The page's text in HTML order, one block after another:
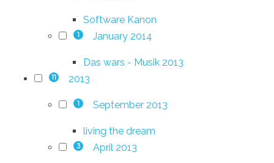
Software Kanon
1 January 2014
Das wars - Musik 2013
11 2013
1 September 2013
living the dream
3 April 2013